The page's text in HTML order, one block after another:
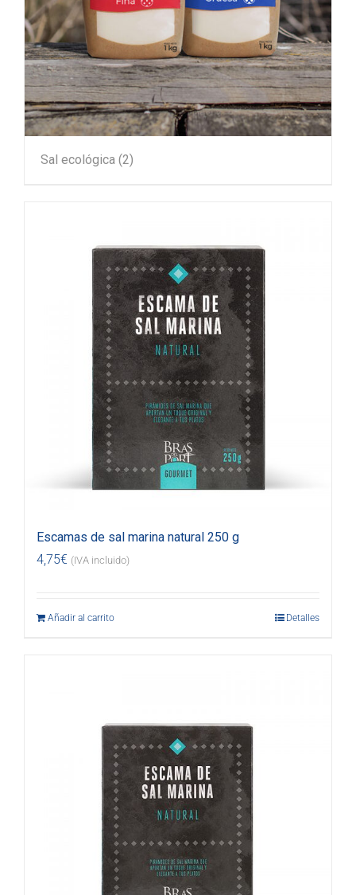
Sal ecológica (2)
Escamas de sal marina natural 250 g
4,75€ (IVA incluido)
Añadir al carrito Detalles